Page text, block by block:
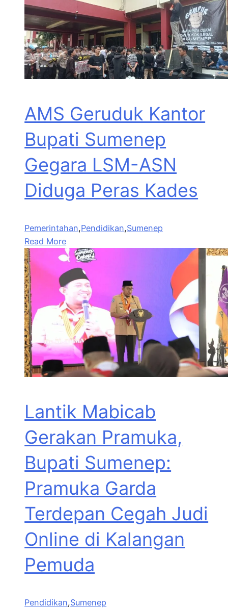
AMS Geruduk Kantor
Bupati Sumenep
Gegara LSM-ASN
Diduga Peras Kades
Pemerintahan,Pendidikan,Sumenep
Read More
Lantik Mabicab
Gerakan Pramuka,
Bupati Sumenep:
Pramuka Garda
Terdepan Cegah Judi
Online di Kalangan
Pemuda
Pendidikan,Sumenep